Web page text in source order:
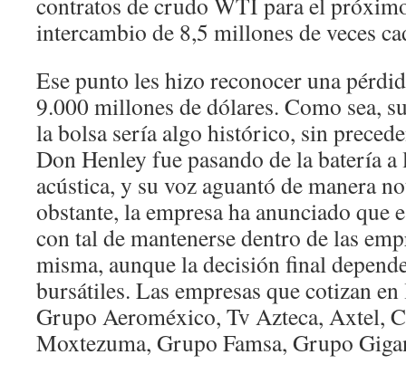
intercambio de 8,5 millones de veces
Ese punto les hizo reconocer una
9.000 millones de dólares. Como sea,
la bolsa sería algo histórico, sin
Don Henley fue pasando de la batería
acústica, y su voz aguantó de manera
obstante, la empresa ha anunciado que
con tal de mantenerse dentro de las
misma, aunque la decisión final
bursátiles. Las empresas que cotizan
Grupo Aeroméxico, Tv Azteca, Axtel,
Moxtezuma, Grupo Famsa, Grupo